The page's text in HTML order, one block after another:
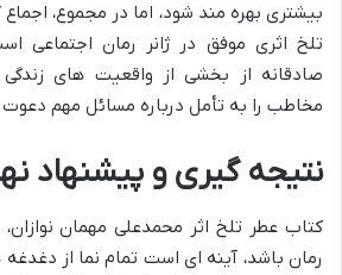
بیشتری بهره مند شود، اما در مجموع،
تلخ اثری موفق در ژانر رمان اجتماعی
صادقانه از بخشی از واقعیت های زندگی
مخاطب را به تأمل درباره مسائل مهم دعوت
نتیجه گیری و پیشنهاد
کتاب عطر تلخ اثر محمدعلی مهمان
رمان باشد، آینه ای است تمام نما از